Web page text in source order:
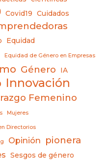
Covid19
Cuidados
Equidad
Equidad de Género en Empresas
Género IA
Innovación
Femenino
Mujeres
Directorios
Opinión pionera
Sesgos de género